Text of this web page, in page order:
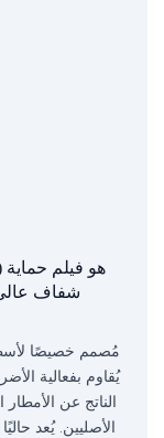
شفاف عالي
مُصمم خصيصًا
يُقاوم بفعالية
الناتج عن
الأصليين. يُعد